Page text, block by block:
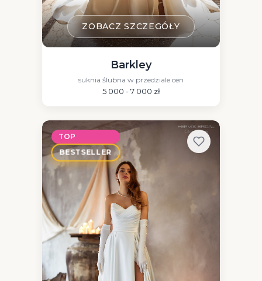
ZOBACZ SZCZEGÓŁY
Barkley
suknia ślubna w przedziale cen
5 000 - 7 000 zł
TOP
BESTSELLER